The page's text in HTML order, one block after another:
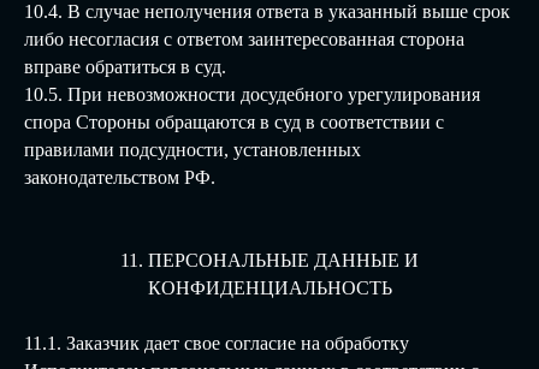
10.4. В случае неполучения ответа в указанный выше срок
либо несогласия с ответом заинтересованная сторона
вправе обратиться в суд.
10.5. При невозможности досудебного урегулирования
спора Стороны обращаются в суд в соответствии с
правилами подсудности, установленных
законодательством РФ.
11. ПЕРСОНАЛЬНЫЕ ДАННЫЕ И
КОНФИДЕНЦИАЛЬНОСТЬ
11.1. Заказчик дает свое согласие на обработку